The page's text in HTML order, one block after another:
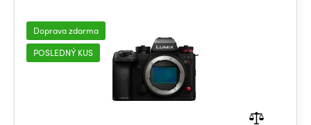
Doprava zdarma
POSLEDNÝ KUS